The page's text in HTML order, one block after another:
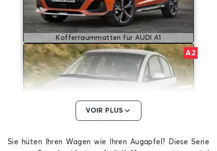
Kofferraummatten für AUDI A1
A2
Kofferraummatten für AUDI A2
VOIR PLUS
Sie hüten Ihren Wagen wie Ihren Augapfel? Diese Serie